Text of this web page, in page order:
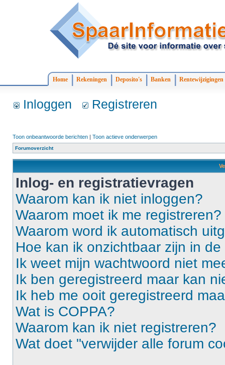
Home Rekeningen Deposito's Banken Rentewijzigingen
Inloggen Registreren
Toon onbeantwoorde berichten | Toon actieve onderwerpen
Forumoverzicht
Inlog- en registratievragen
Waarom kan ik niet inloggen?
Waarom moet ik me registreren?
Waarom word ik automatisch
Hoe kan ik onzichtbaar zijn in
Ik weet mijn wachtwoord niet
Ik ben geregistreerd maar kan
Ik heb me ooit geregistreerd
Wat is COPPA?
Waarom kan ik niet registreren?
Wat doet "verwijder alle forum